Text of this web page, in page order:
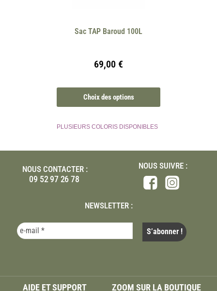
Sac TAP Baroud 100L
69,00 €
Choix des options
PLUSIEURS COLORIS DISPONIBLES
NOUS CONTACTER :
09 52 97 26 78
NOUS SUIVRE :
NEWSLETTER :
AIDE ET SUPPORT ZOOM SUR LA BOUTIQUE